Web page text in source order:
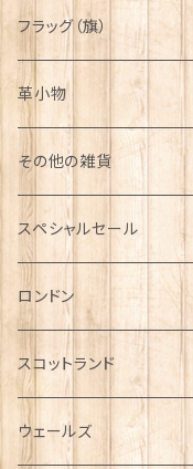
フラッグ（旗）
革小物
その他の雑貨
ミニカー
チャーム
犬グッズ
傘
スペシャルセール
ロンドン
スコットランド
ウェールズ